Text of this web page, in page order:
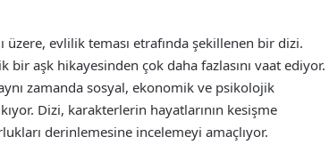
üzere, evlilik teması etrafında şekillenen bir dizi.
aşk hikayesinden çok daha fazlasını vaat ediyor.
zamanda sosyal, ekonomik ve psikolojik
Dizi, karakterlerin hayatlarının kesişme
derinlemesine incelemeyi amaçlıyor.